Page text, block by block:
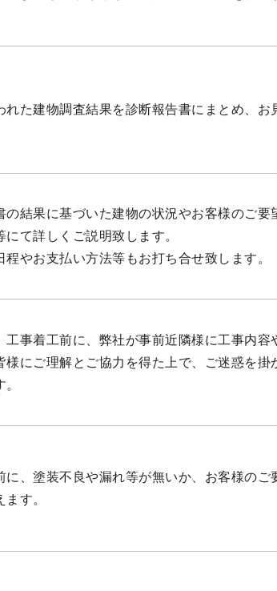
れた建物調査結果を診断報告書にまとめ、お
の結果に基づいた建物の状況やお客様のご
にて詳しくご説明致します。
程やお支払い方法等もお打ち合せ致します。
工事着工前に、弊社が事前近隣様に工事内容
様にご理解とご協力を得た上で、ご迷惑を
に、塗装不良や漏れ等が無いか、お客様の
す。